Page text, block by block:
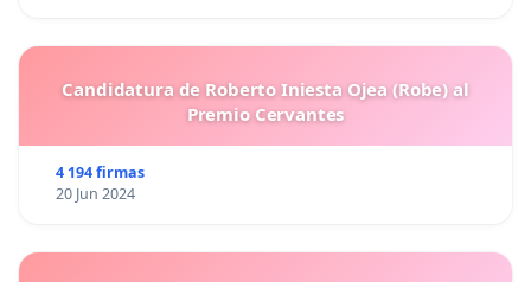
Candidatura de Roberto Iniesta Ojea (Robe) al
Premio Cervantes
4 194 firmas
20 Jun 2024